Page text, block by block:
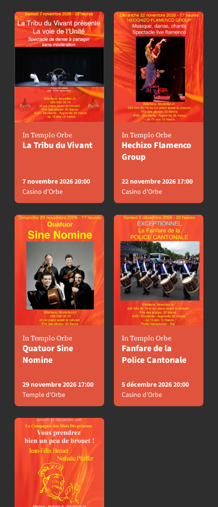
In Templo Orbe
La Tribu du Vivant
7 novembre 2026 20:00
Casino d'Orbe
In Templo Orbe
Hechizo Flamenco
Group
22 novembre 2026 17:00
Casino d'Orbe
In Templo Orbe
Quatuor Sine
Nomine
29 novembre 2026 17:00
Temple d'Orbe
In Templo Orbe
Fanfare de la
Police Cantonale
5 décembre 2026 20:00
Casino d'Orbe